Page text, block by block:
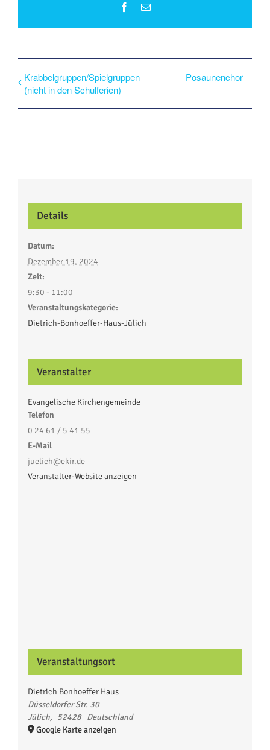
Facebook
E-
Krabbelgruppen/Spielgruppen
(nicht in den Schulferien)
Posaunenchor
Details
Datum:
Dezember 19, 2024
Zeit:
9:30 - 11:00
Veranstaltungskategorie:
Dietrich-Bonhoeffer-Haus-Jülich
Veranstalter
Evangelische Kirchengemeinde
Telefon
0 24 61 / 5 41 55
E-Mail
juelich@ekir.de
Veranstalter-Website anzeigen
Veranstaltungsort
Dietrich Bonhoeffer Haus
Düsseldorfer Str. 30
Jülich, 52428 Deutschland
Google Karte anzeigen